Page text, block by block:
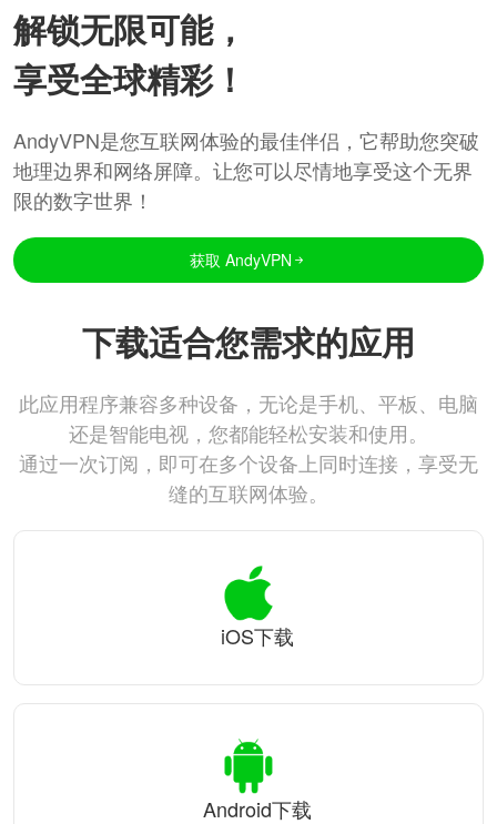
解锁无限可能，
享受全球精彩！
AndyVPN是您互联网体验的最佳伴侣，它帮助您突破
地理边界和网络屏障。让您可以尽情地享受这个无界
限的数字世界！
获取 AndyVPN
下载适合您需求的应用
此应用程序兼容多种设备，无论是手机、平板、电脑
还是智能电视，您都能轻松安装和使用。
通过一次订阅，即可在多个设备上同时连接，享受无
缝的互联网体验。
iOS下载
Android下载